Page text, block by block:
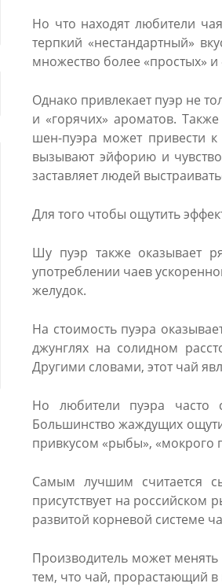
Но что находят любители
терпкий «нестандартный»
множество более «простых» и
Однако привлекает пуэр не
и «горячих» ароматов.
шен-пуэра может привести
вызывают эйфорию и
заставляет людей
Для того чтобы ощутить
Шу пуэр также оказывает
употреблении чаев
желудок.
На стоимость пуэра
джунглях на солидном
Другими словами, этот чай
Но любители пуэра часто
Большинство жаждущих
привкусом «рыбы», «мокрого
Самым лучшим считается
присутствует на
развитой корневой системе
Производитель может
тем, что чай, прорастающий в